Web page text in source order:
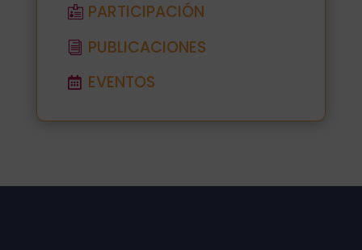
PARTICIPACIÓN
PUBLICACIONES
EVENTOS